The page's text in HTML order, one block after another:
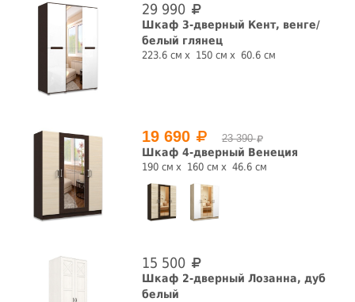
Назначение
для одежды
Форма
прямая
Количество дверей, шт.
1 шт. 3 шт.
29 990
Шкаф 3-дверный Кент, венге/
белый глянец
223.6 см 150 см 60.6 см
19 690 23 390
Шкаф 4-дверный Венеция
190 см 160 см 46.6 см
15 500
Шкаф 2-дверный Лозанна, дуб
белый